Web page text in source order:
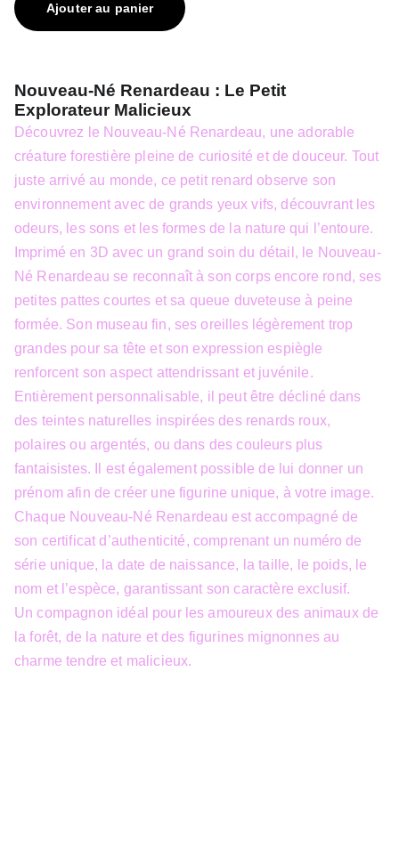
Ajouter au panier
Nouveau-Né Renardeau : Le Petit
Explorateur Malicieux
Découvrez le Nouveau-Né Renardeau, une adorable
créature forestière pleine de curiosité et de douceur. Tout
juste arrivé au monde, ce petit renard observe son
environnement avec de grands yeux vifs, découvrant les
odeurs, les sons et les formes de la nature qui l’entoure.
Imprimé en 3D avec un grand soin du détail, le Nouveau-
Né Renardeau se reconnaît à son corps encore rond, ses
petites pattes courtes et sa queue duveteuse à peine
formée. Son museau fin, ses oreilles légèrement trop
grandes pour sa tête et son expression espiègle
renforcent son aspect attendrissant et juvénile.
Entièrement personnalisable, il peut être décliné dans
des teintes naturelles inspirées des renards roux,
polaires ou argentés, ou dans des couleurs plus
fantaisistes. Il est également possible de lui donner un
prénom afin de créer une figurine unique, à votre image.
Chaque Nouveau-Né Renardeau est accompagné de
son certificat d’authenticité, comprenant un numéro de
série unique, la date de naissance, la taille, le poids, le
nom et l’espèce, garantissant son caractère exclusif.
Un compagnon idéal pour les amoureux des animaux de
la forêt, de la nature et des figurines mignonnes au
charme tendre et malicieux.